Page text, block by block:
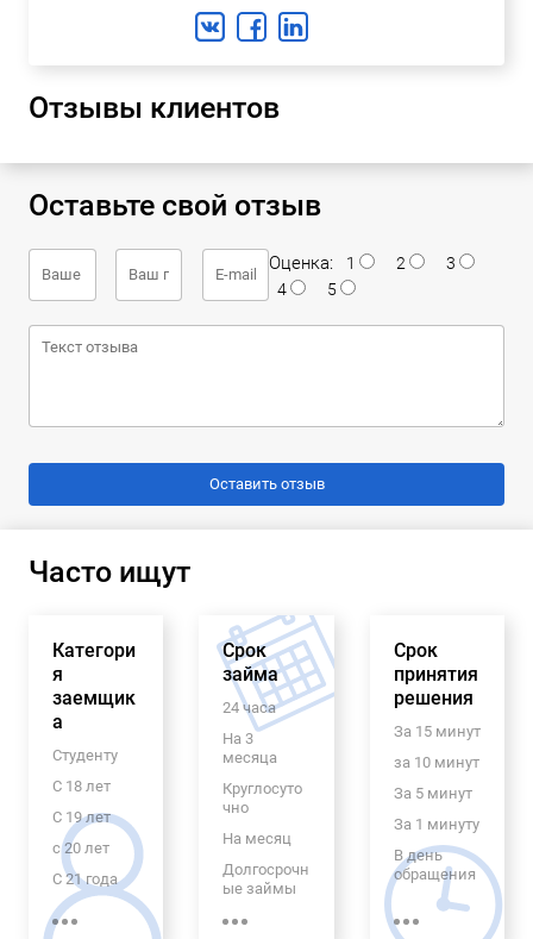
Отзывы клиентов
Оставьте свой отзыв
Оценка: 1 2
3
4
5
Часто ищут
Категори
я
заемщик
а
Студенту
С 18 лет
С 19 лет
с 20 лет
С 21 года
Пенсионер
ам
Срок
займа
24 часа
На 3
месяца
Круглосуто
чно
На месяц
Долгосрочн
ые займы
На 6
Срок
принятия
решения
За 15 минут
за 10 минут
За 5 минут
За 1 минуту
В день
обращения
Экспресс
займ